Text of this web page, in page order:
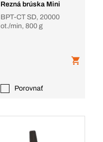
Rezná brúska Mini
BPT-CT SD, 20000
ot./min, 800 g
Porovnať